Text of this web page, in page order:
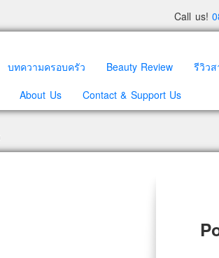
Call us!
บทความครอบครัว Beauty Review
รีวิว
About Us Contact & Support Us